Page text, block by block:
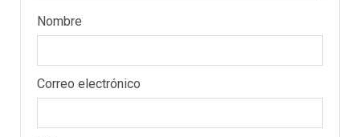
Nombre
Correo electrónico